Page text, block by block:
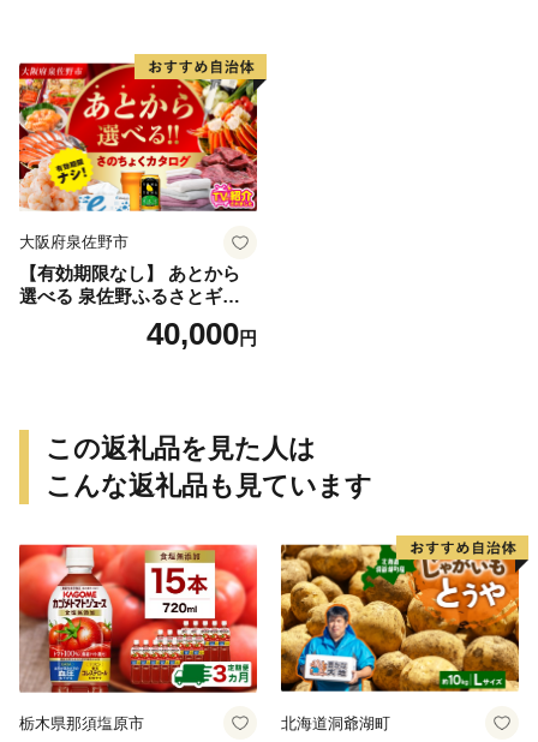
大阪府泉佐野市
【有効期限なし】 あとから
選べる 泉佐野ふるさとギフ
ト（寄附40,000円コース）
【4000品以上掲載 高評価 カ
セレクト カタログギフト】
40,000円
この返礼品を見た人は
こんな返礼品も見ています
栃木県那須塩原市 北海道洞爺湖町